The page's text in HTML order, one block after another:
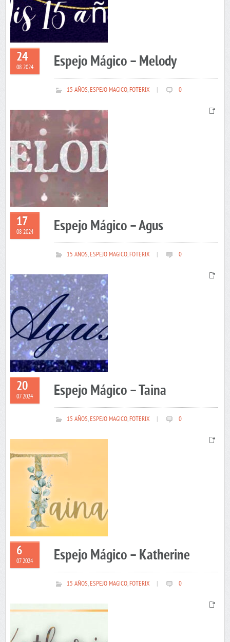
24
08 2024 Espejo Mágico – Melody
15 AÑOS,ESPEJO MAGICO,FOTERIX 0
17
08 2024 Espejo Mágico – Agus
15 AÑOS,ESPEJO MAGICO,FOTERIX 0
20
07 2024 Espejo Mágico – Taina
15 AÑOS,ESPEJO MAGICO,FOTERIX 0
6
07 2024 Espejo Mágico – Katherine
15 AÑOS,ESPEJO MAGICO,FOTERIX 0